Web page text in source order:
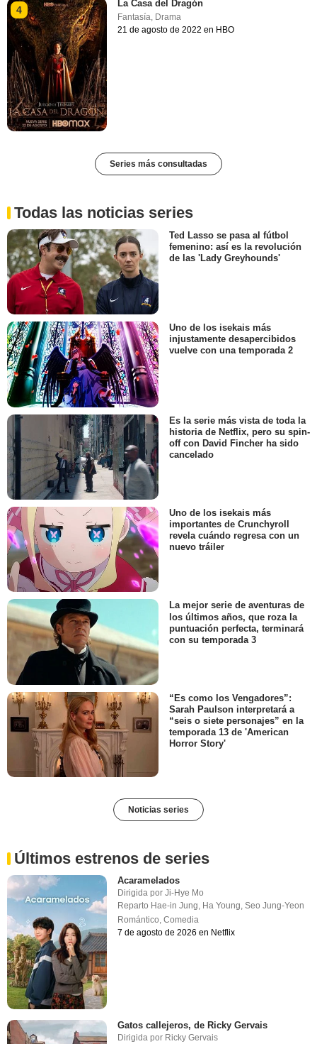
4
La Casa del Dragón
Fantasía Drama
21 de agosto de 2022 en HBO
Series más consultadas
Todas las noticias series
Ted Lasso se pasa al fútbol
femenino: así es la revolución
de las 'Lady Greyhounds'
Uno de los isekais más
injustamente desapercibidos
vuelve con una temporada 2
Es la serie más vista de toda la
historia de Netflix, pero su spin-
off con David Fincher ha sido
cancelado
Uno de los isekais más
importantes de Crunchyroll
revela cuándo regresa con un
nuevo tráiler
La mejor serie de aventuras de
los últimos años, que roza la
puntuación perfecta, terminará
con su temporada 3
“Es como los Vengadores”:
Sarah Paulson interpretará a
“seis o siete personajes” en la
temporada 13 de 'American
Horror Story'
Noticias series
Últimos estrenos de series
Acaramelados
Dirigida porJi-Hye Mo
Reparto Hae-in Jung, Ha Young,Seo Jung-Yeon
Romántico,Comedia
7 de agosto de 2026 en Netflix
Gatos callejeros, de Ricky Gervais
Dirigida por Ricky Gervais